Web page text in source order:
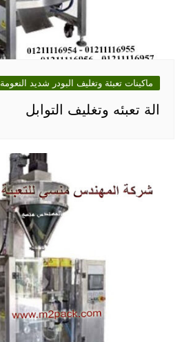
ماكينات تعبئة وتغليف البودر شديد النعومة
الة تعبئه وتغليف التوابل